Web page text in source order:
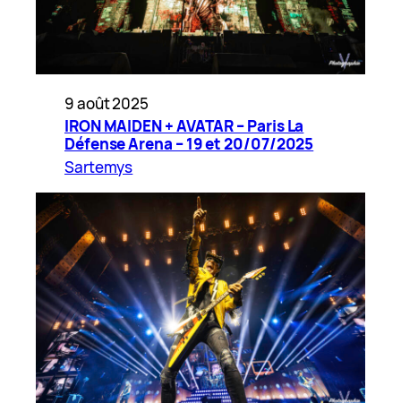
9 août 2025
IRON MAIDEN + AVATAR – Paris La
Défense Arena – 19 et 20/07/2025
Sartemys